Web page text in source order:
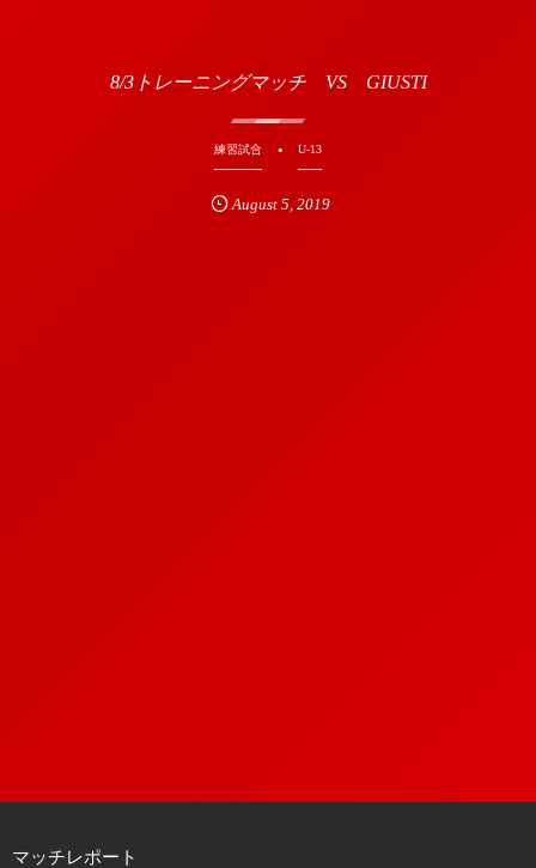
8/3トレーニングマッチ VS GIUSTI
練習試合 U-13
August 5 2019
マッチレポート